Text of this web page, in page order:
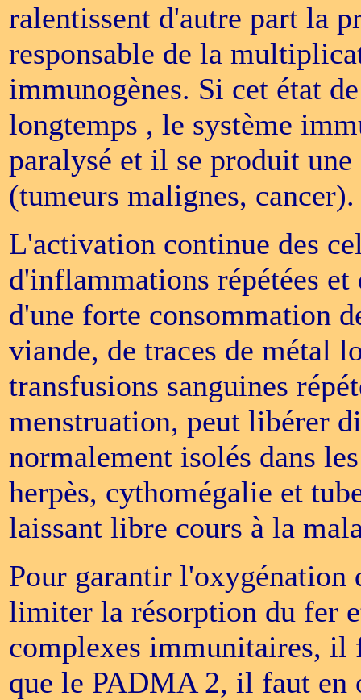
ralentissent d'autre part la
responsable de la
immunogènes. Si cet état
longtemps , le système
paralysé et il se produit une
(tumeurs malignes, cancer).
L'activation continue des
d'inflammations répétées
d'une forte consommation
viande, de traces de métal
transfusions sanguines
menstruation, peut libérer
normalement isolés dans
herpès, cythomégalie et
laissant libre cours à la
Pour garantir l'oxygénation
limiter la résorption du fer
complexes immunitaires, il
que le PADMA 2, il faut en